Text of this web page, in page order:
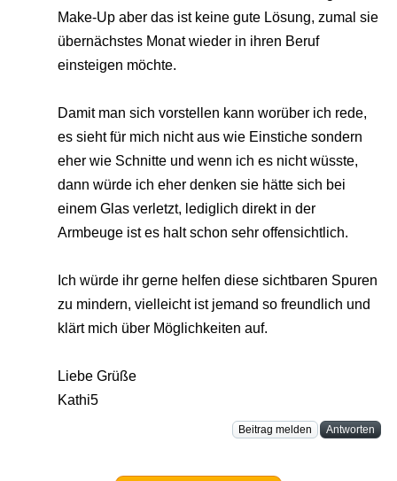
Make-Up aber das ist keine gute Lösung, zumal sie
übernächstes Monat wieder in ihren Beruf
einsteigen möchte.
Damit man sich vorstellen kann worüber ich rede,
es sieht für mich nicht aus wie Einstiche sondern
eher wie Schnitte und wenn ich es nicht wüsste,
dann würde ich eher denken sie hätte sich bei
einem Glas verletzt, lediglich direkt in der
Armbeuge ist es halt schon sehr offensichtlich.
Ich würde ihr gerne helfen diese sichtbaren Spuren
zu mindern, vielleicht ist jemand so freundlich und
klärt mich über Möglichkeiten auf.
Liebe Grüße
Kathi5
Beitrag melden Antworten